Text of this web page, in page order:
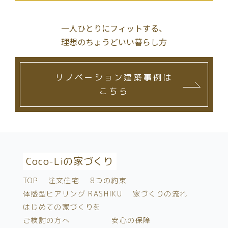
一人ひとりにフィットする、
理想のちょうどいい暮らし方
リノベーション建築事例は
こちら
Coco-Liの家づくり
TOP 注文住宅
8つの約束
体感型ヒアリング RASHIKU
家づくりの流れ
はじめての家づくりを
ご検討の方へ
安心の保障